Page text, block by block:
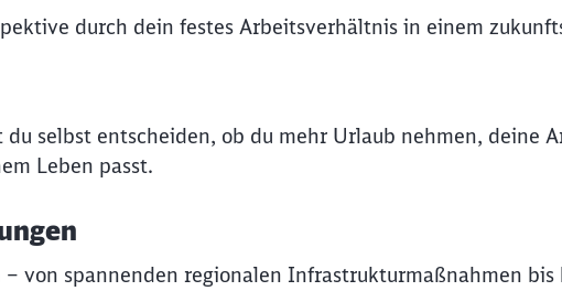
durch dein festes Arbeitsverhältnis in einem
du selbst entscheiden, ob du mehr Urlaub nehmen, deine
Leben passt.
von spannenden regionalen Infrastrukturmaßnahmen